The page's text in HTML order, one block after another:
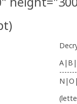
)